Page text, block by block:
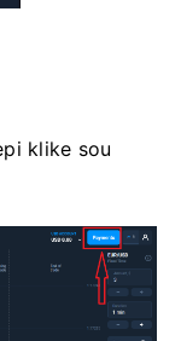
klike sou